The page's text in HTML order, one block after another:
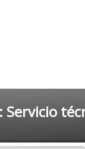
Servicio